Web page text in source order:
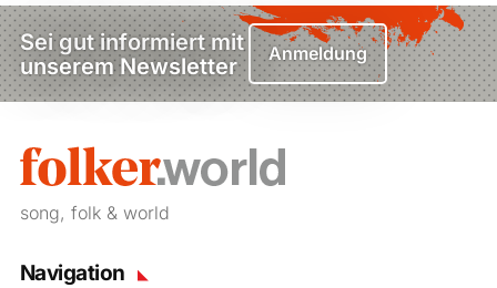
Sei gut informiert mit
unserem Newsletter
Anmeldung
song, folk & world
Navigation